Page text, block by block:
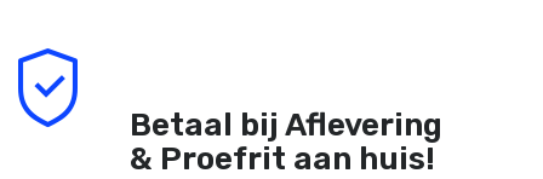
Betaal bij Aflevering
& Proefrit aan huis!